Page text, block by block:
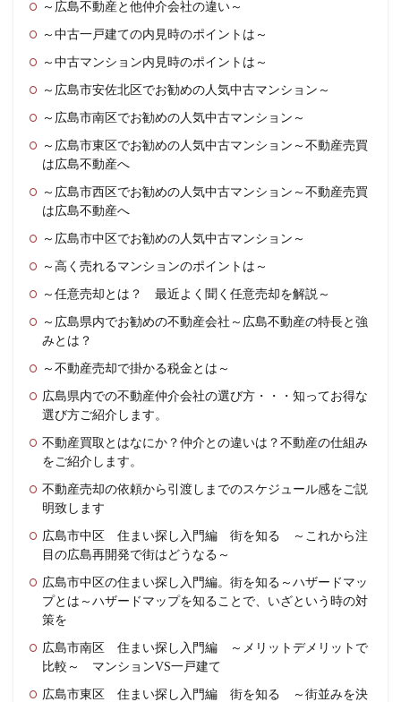
～広島不動産と他仲介会社の違い～
～中古一戸建ての内見時のポイントは～
～中古マンション内見時のポイントは～
～広島市安佐北区でお勧めの人気中古マンション～
～広島市南区でお勧めの人気中古マンション～
～広島市東区でお勧めの人気中古マンション～不動産売買
は広島不動産へ
～広島市西区でお勧めの人気中古マンション～不動産売買
は広島不動産へ
～広島市中区でお勧めの人気中古マンション～
～高く売れるマンションのポイントは～
～任意売却とは？ 最近よく聞く任意売却を解説～
～広島県内でお勧めの不動産会社～広島不動産の特長と強
みとは？
～不動産売却で掛かる税金とは～
広島県内での不動産仲介会社の選び方・・・知ってお得な
選び方ご紹介します。
不動産買取とはなにか？仲介との違いは？不動産の仕組み
をご紹介します。
不動産売却の依頼から引渡しまでのスケジュール感をご説
明致します
広島市中区 住まい探し入門編 街を知る ～これから注
目の広島再開発で街はどうなる～
広島市中区の住まい探し入門編。街を知る～ハザードマッ
プとは～ハザードマップを知ることで、いざという時の対
策を
広島市南区 住まい探し入門編 ～メリットデメリットで
比較～ マンションVS一戸建て
広島市東区 住まい探し入門編 街を知る ～街並みを決